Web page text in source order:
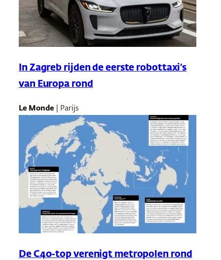
In Zagreb rijden de eerste robottaxi’s
van Europa rond
Le Monde | Parijs
De C40-top verenigt metropolen rond